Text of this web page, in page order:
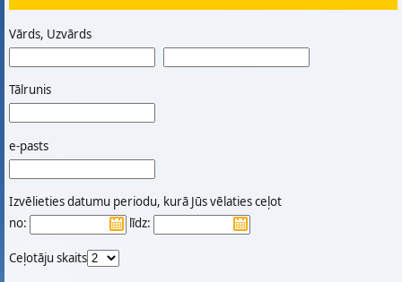
Vārds, Uzvārds
Tālrunis
e-pasts
Izvēlieties datumu periodu, kurā Jūs vēlaties ceļot
no:
līdz:
Ceļotāju skaits